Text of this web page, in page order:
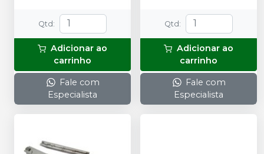
Qtd :
Adicionar ao
carrinho
Fale com
Especialista
Qtd :
Adicionar ao
carrinho
Fale com
Especialista